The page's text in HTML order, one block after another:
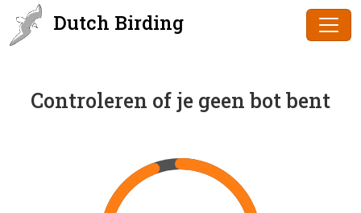
Dutch Birding
Controleren of je geen bot bent